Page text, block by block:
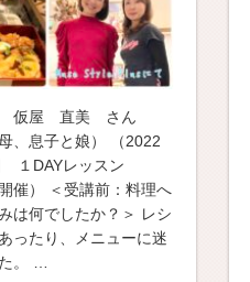
屋 直美 さん
、息子と娘） （2022
１DAYレッスン
催） ＜受講前：料理へ
は何でしたか？＞ レシ
ったり、メニューに迷
。 …